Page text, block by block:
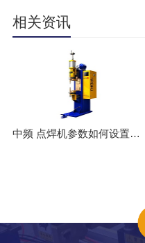
相关资讯
中频 点焊机参数如何设置调整？